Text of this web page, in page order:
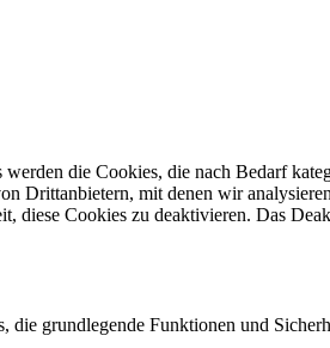
die Cookies, die nach Bedarf
Drittanbietern, mit denen wir
diese Cookies zu deaktivieren. Das
grundlegende Funktionen und